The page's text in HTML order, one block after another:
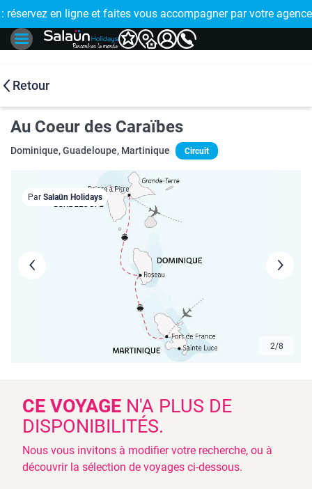
!
: réservez en ligne et faites vous accompagner par votre
🤩
Retour
Au Coeur des Caraïbes
Dominique, Guadeloupe, Martinique Circuit
2/8
Par Salaün Holidays
CE VOYAGE N'A PLUS DE
DISPONIBILITÉS.
Nous vous invitons à modifier votre recherche, ou à
découvrir la sélection de voyages ci-dessous.